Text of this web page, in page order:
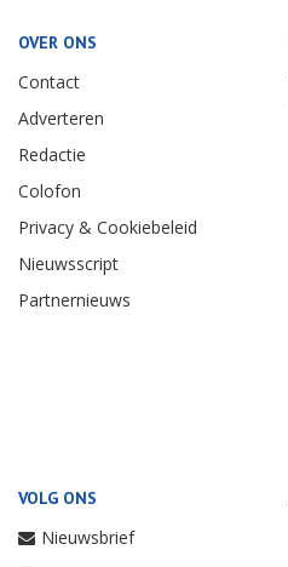
OVER ONS
Contact
Adverteren
Redactie
Colofon
Privacy & Cookiebeleid
Nieuwsscript
Partnernieuws
VOLG ONS
Nieuwsbrief